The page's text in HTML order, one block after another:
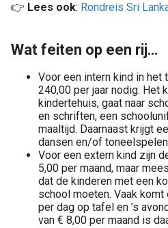
👉 Lees ook: Rondreis Sri
Wat feiten op een rij…
Voor een intern kind in
240,00 per jaar nodig. Het
kindertehuis, gaat naar
en schriften, een
maaltijd. Daarnaast krijgt
dansen en/of
Voor een extern kind zijn
5,00 per maand, maar
dat de kinderen met een
school moeten. Vaak komt
per dag op tafel en ’s
van € 8,00 per maand is